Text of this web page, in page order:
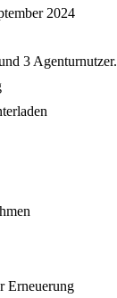
2024
3 Agenturnutzer.
Erneuerung